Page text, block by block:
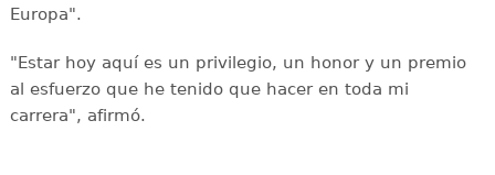
Europa".
"Estar hoy aquí es un privilegio, un honor y un premio
al esfuerzo que he tenido que hacer en toda mi
carrera", afirmó.